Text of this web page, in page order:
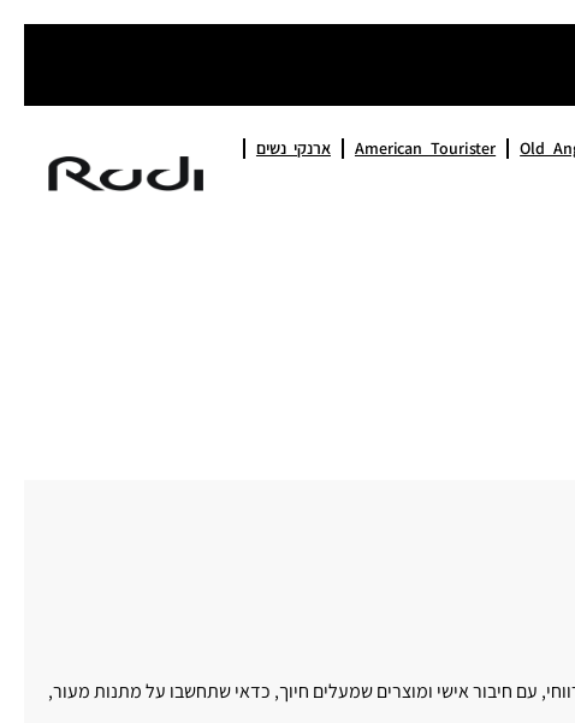
Old
American Tourister ארנקי נשים
עם חיבור אישי ומוצרים שמעלים חיוך, כדאי שתחשבו על מתנות מעור,